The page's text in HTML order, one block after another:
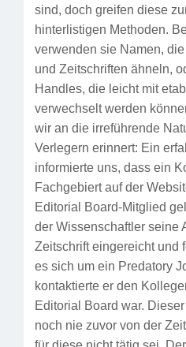
sind, doch greifen diese
hinterlistigen Methoden.
verwenden sie Namen,
und Zeitschriften ähneln,
Handles, die leicht mit
verwechselt werden
wir an die irreführende
Verlegern erinnert: Ein
informierte uns, dass ein
Fachgebiert auf der
Editorial Board-Mitglied
der Wissenschaftler seine
Zeitschrift eingereicht und
es sich um ein Predatory
kontaktierte er den
Editorial Board war.
noch nie zuvor von der